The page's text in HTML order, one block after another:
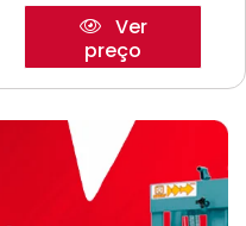
Ver
preço